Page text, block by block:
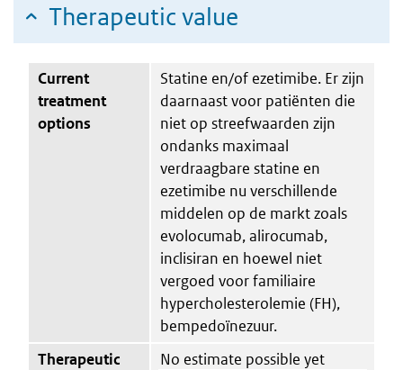
Therapeutic value
Current
treatment
options
Statine en/of ezetimibe. Er zijn
daarnaast voor patiënten die
niet op streefwaarden zijn
ondanks maximaal
verdraagbare statine en
ezetimibe nu verschillende
middelen op de markt zoals
evolocumab, alirocumab,
inclisiran en hoewel niet
vergoed voor familiaire
hypercholesterolemie (FH),
bempedoïnezuur.
Therapeutic
No estimate possible yet